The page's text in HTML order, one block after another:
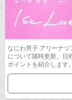
なにわ男子 アリーナ
について随時更新。日
ポイントを紹介します。